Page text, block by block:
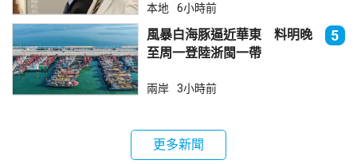
本地 6小時前
風暴白海豚逼近華東 料明晚
至周一登陸浙閩一帶
5
兩岸 3小時前
更多新聞